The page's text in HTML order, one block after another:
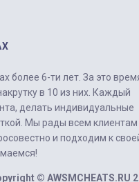
более 6-ти лет. За это
в 10 из них. Каждый
делать индивидуальные
Мы рады всем клиентам
и подходим к
© AWSMCHEATS.RU